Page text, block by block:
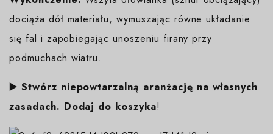
dociąża dół materiału, wymuszając równe układanie
się fal i zapobiegając unoszeniu firany przy
podmuchach wiatru.
▶️ Stwórz niepowtarzalną aranżację na własnych
zasadach. Dodaj do koszyka!